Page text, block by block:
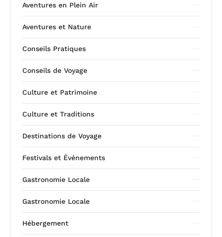
Aventures en Plein Air
Aventures et Nature
Conseils Pratiques
Conseils de Voyage
Culture et Patrimoine
Culture et Traditions
Destinations de Voyage
Festivals et Événements
Gastronomie Locale
Gastronomie Locale
Hébergement